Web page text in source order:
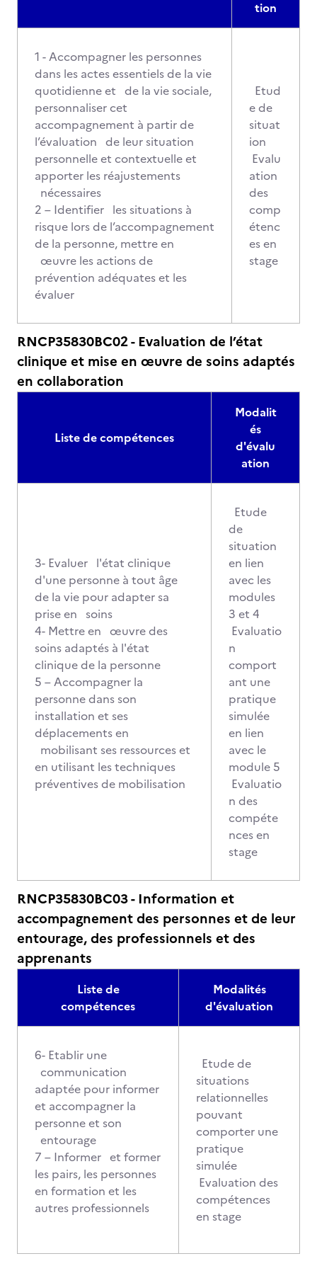
tion
1 - Accompagner les personnes
dans les actes essentiels de la vie
quotidienne et de la vie sociale,
personnaliser cet
accompagnement à partir de
l’évaluation de leur situation
personnelle et contextuelle et
apporter les réajustements
nécessaires
2 – Identifier les situations à
risque lors de l’accompagnement
de la personne, mettre en
œuvre les actions de
prévention adéquates et les
évaluer
Etud
e de
situat
ion
Evalu
ation
des
comp
étenc
es en
stage
RNCP35830BC02 - Evaluation de l’état
clinique et mise en œuvre de soins adaptés
en collaboration
Liste de compétences
Modalit
és
d'évalu
ation
3- Evaluer l'état clinique
d'une personne à tout âge
de la vie pour adapter sa
prise en soins
4- Mettre en œuvre des
soins adaptés à l'état
clinique de la personne
5 – Accompagner la
personne dans son
installation et ses
déplacements en
mobilisant ses ressources et
en utilisant les techniques
préventives de mobilisation
Etude
de
situation
en lien
avec les
modules
3 et 4
Evaluatio
n
comport
ant une
pratique
simulée
en lien
avec le
module 5
Evaluatio
n des
compéte
nces en
stage
RNCP35830BC03 - Information et
accompagnement des personnes et de leur
entourage, des professionnels et des
apprenants
Liste de
compétences
Modalités
d'évaluation
6- Etablir une
communication
adaptée pour informer
et accompagner la
personne et son
entourage
7 – Informer et former
les pairs, les personnes
en formation et les
autres professionnels
Etude de
situations
relationnelles
pouvant
comporter une
pratique
simulée
Evaluation des
compétences
en stage